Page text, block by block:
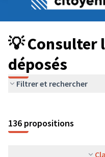
Budget Participatif
💡 Consulter les projets
💡 Consulter
déposés
Filtrer et rechercher
136 propositions